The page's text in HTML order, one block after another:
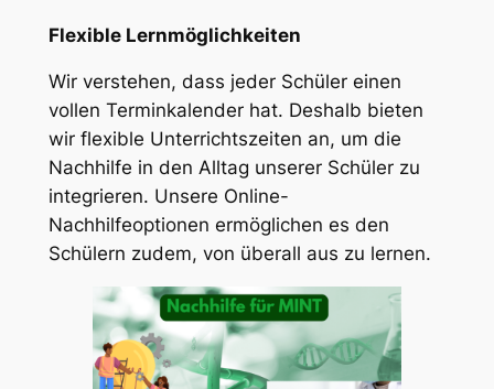
Flexible Lernmöglichkeiten
Wir verstehen, dass jeder Schüler einen
vollen Terminkalender hat. Deshalb bieten
wir flexible Unterrichtszeiten an, um die
Nachhilfe in den Alltag unserer Schüler zu
integrieren. Unsere Online-
Nachhilfeoptionen ermöglichen es den
Schülern zudem, von überall aus zu lernen.